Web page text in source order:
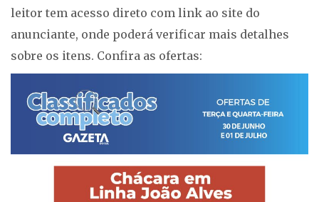
leitor tem acesso direto com link ao site do
anunciante, onde poderá verificar mais detalhes
sobre os itens. Confira as ofertas: